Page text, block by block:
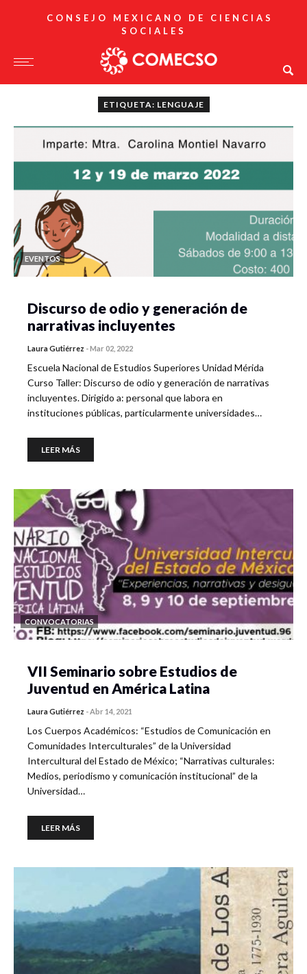
CONSEJO MEXICANO DE CIENCIAS
SOCIALES
ETIQUETA: LENGUAJE
EVENTOS
Discurso de odio y generación de
narrativas incluyentes
Laura Gutiérrez -Mar 02, 2022
Escuela Nacional de Estudios Superiores Unidad Mérida
Curso Taller: Discurso de odio y generación de narrativas
incluyentes. Dirigido a: personal que labora en
instituciones públicas, particularmente universidades…
LEER MÁS
CONVOCATORIAS
VII Seminario sobre Estudios de
Juventud en América Latina
Laura Gutiérrez -Abr 14, 2021
Los Cuerpos Académicos: “Estudios de Comunicación en
Comunidades Interculturales” de la Universidad
Intercultural del Estado de México; “Narrativas culturales:
Medios, periodismo y comunicación institucional” de la
Universidad…
LEER MÁS